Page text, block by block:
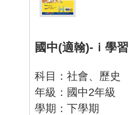
國中(適翰)-ｉ學
科目：社會、歷史
年級：國中2年級
學期：下學期